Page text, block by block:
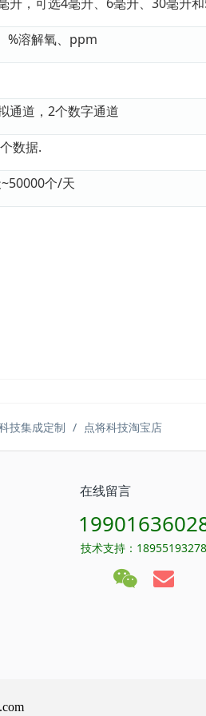
%溶解氧、ppm
通道，2个数字通道
数据.
个/天
技集成定制 点将科技淘宝店
在线留言
技术支持：